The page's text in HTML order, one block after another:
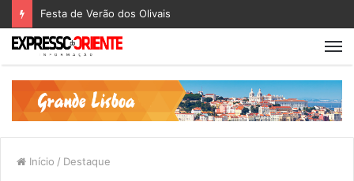
Festa de Verão dos Olivais
Início / Destaque